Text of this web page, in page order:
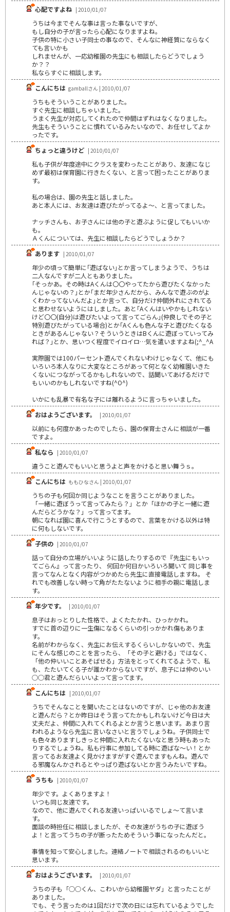
心配ですよね | 2010/01/07
うちは今までそんな事は言った事ないですが、
もし自分の子が言ったら心配になりますよね。
子供の特に小さい子同士の事なので、そんなに神経質にならなく
ても言いかも
しれませんが、一応幼稚園の先生にも相談したらどうでしょう
か？？
私ならすぐに相談します。
こんにちは gamballさん | 2010/01/07
うちもそういうことがありました。
すぐ先生に相談しちゃいました。
うまく先生が対応してくれたので仲間はずれはなくなりました。
先生もそういうことに慣れているみたいなので、お任せしてよか
ったです。
ちょっと違うけど | 2010/01/07
私も子供が年度途中にクラスを変わったことがあり、友達になじ
めず最初は保育園に行きたくない、と言って困ったことがありま
す。
私の場合は、園の先生と話しました。
あと本人には、お友達は遊びたがってるよ～、と言ってました。
ナッチさんも、お子さんには他の子と遊ぶように促してもいいか
も。
Ａくんについては、先生に相談したらどうでしょうか？
あります | 2010/01/07
年少の頃って簡単に｢遊ばない｣とか言ってしまうようで、うちは
二人なんですが二人ともありました。
｢そっかあ。その時はAくんは〇〇やってたから遊びたくなかった
んじゃないの？｣とか｢まだ年少さんだから、みんなで遊ぶのがよ
くわかってないんだよ｣とか言って、自分だけ仲間外れにされてる
と思わせないようにはしました。あと｢Aくんはいやかもしれない
けど〇〇(自分)は遊びたいよって言ってごらん｣(仲良しでその子と
特別遊びたがっている場合)とか｢Aくんも色んな子と遊びたくなる
ときがあるんじゃない？そういうときはBくんに遊ぼっていってみ
れば？｣とか、思いつく程度でイロイロ…気を遣いますよね(;^_^A
実際園では100パーセント遊んでくれないわけじゃなくて、他にも
いろいろ本人なりに大変なところがあって何となく幼稚園いきた
くないにつながってるかもしれないので、話聞いてあげるだけで
もいいのかもしれないですね(^O^)
いかにも乱暴で有名な子には離れるように言っちゃいました。
おはようございます。
| 2010/01/07
以前にも何度かあったのでしたら、園の保育士さんに相談が一番
ですよ。
私なら | 2010/01/07
違うこと遊んでもいいと思うよと声をかけると思い舞うｓ。
こんにちは ももひなさん | 2010/01/07
うちの子も何回か同じようなことを言うことがありました。
「一緒に遊ぼうって言ってみたら？」とか「ほかの子と一緒に遊
んだらどうかな？」って言ってます。
朝になれば園に喜んで行こうとするので、言葉をかける以外は特
に何もしないです。
子供の | 2010/01/07
話って自分の立場がいいように話したりするので『先生にもいっ
てごらん』って言ったり、 何回か何日かいろいろ聞いて 同じ事を
言ってなんとなく内容がつかめたら先生に直接電話しますね。 そ
れでも改善しない時って角がたたないように相手の親に電話しま
す。
年少です。
| 2010/01/07
息子はおっとりした性格で、よくたたかれ、ひっかかれ。
すでに首の辺りに一生傷になるくらいの引っかかれ傷もありま
す。
名前がわからなく、先生にお伝えするくらいしかないので、先生
にそんな感じのことを言ったら、「その子と避ける」ではなく、
「他の仲いいことあそばせる」方法をとってくれてるようで、私
も、たたいてくる子が誰かわからないですが、息子には仲のいい
○○君と遊んだらいいよって言ってます。
こんにちは | 2010/01/07
うちでそんなことを聞いたことはないのですが、じゃ他のお友達
と遊んだら？とか昨日はそう言ってたかもしれないけど今日は大
丈夫だよ、仲間に入れてくれるよとか言うと思います。あまり言
われるようなら先生に言いなさいと言うでしょうね。子供同士で
も色々ありますしきっと仲間に入れたくないなと思う時もあった
りするでしょうね。私も行事に参加してる時に遊ばな～い！とか
言ってるお友達よく見かけますがすぐ遊んでますもんね。遊んで
る邪魔なんかされるとやっぱり遊ばないとか言うみたいですね。
うちも | 2010/01/07
年少です。よくありますよ！
いつも同じ友達です。
なので、他に遊んでくれる友達いっぱいいるでしょ～て言いま
す。
面談の時担任に相談しましたが、その友達がうちの子に遊ぼう
よ！と言ってうちの子が断ったためそういう事になったんだと。
事情を知って安心しました。連絡ノートで相談されるのもいいと
思います。
おはようございます。
| 2010/01/07
うちの子も「○○くん、こわいから幼稚園ヤダ」と言ったことが
ありました。
でも、そう言ったのは1回だけで次の日には忘れているようでした